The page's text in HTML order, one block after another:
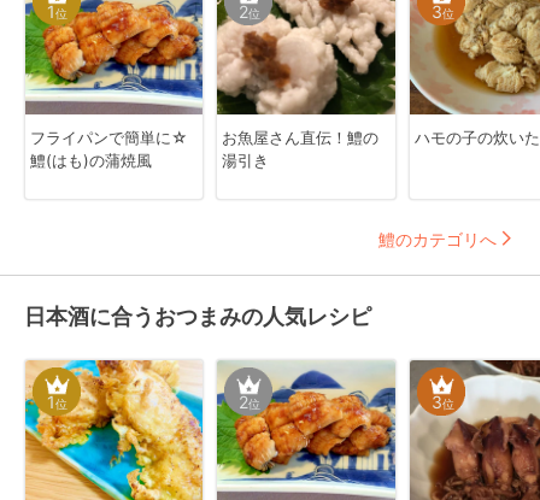
1位
フライパンで簡単に☆
鱧(はも)の蒲焼風
2位
お魚屋さん直伝！鱧の
湯引き
3位
ハモの子の炊い
鱧のカテゴリへ
日本酒に合うおつまみの人気レシピ
1位 2位 3位